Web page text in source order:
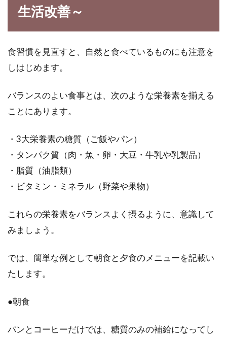
合食ダイエットのまとめ！
ことがあると思います。ダイエットのイメージ
野菜ジュースを効果的にダイエット
ットをし...
が得意な...
生活改善～
食習慣を見直すと、自然と食べているものにも注意を
しはじめます。
バランスのよい食事とは、次のような栄養素を揃える
ことにあります。
・3大栄養素の糖質（ご飯やパン）
・タンパク質（肉・魚・卵・大豆・牛乳や乳製品）
・脂質（油脂類）
・ビタミン・ミネラル（野菜や果物）
これらの栄養素をバランスよく摂るように、意識して
みましょう。
では、簡単な例として朝食と夕食のメニューを記載い
たします。
●朝食
パンとコーヒーだけでは、糖質のみの補給になってし